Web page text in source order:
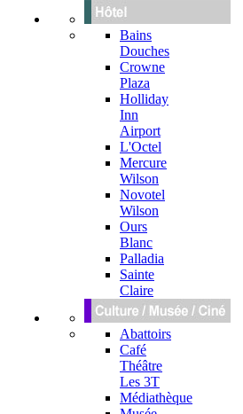
Bains
Douches
Crowne
Plaza
Holliday
Inn
Airport
L'Octel
Mercure
Wilson
Novotel
Wilson
Ours
Blanc
Palladia
Sainte
Claire
Abattoirs
Café
Théâtre
Les 3T
Médiathèque